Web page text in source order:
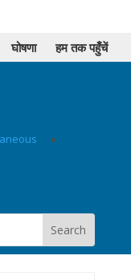
घोषणा हम तक पहुँचें
▸